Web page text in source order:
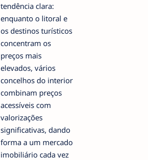
tendência clara:
enquanto o litoral e
os destinos turísticos
concentram os
preços mais
elevados, vários
concelhos do interior
combinam preços
acessíveis com
valorizações
significativas, dando
forma a um mercado
imobiliário cada vez